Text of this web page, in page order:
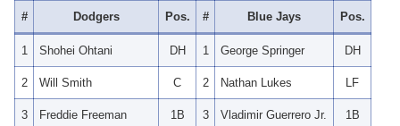
# Dodgers Pos. # Blue Jays Pos.
1 Shohei Ohtani DH 1 George Springer DH
2 Will Smith C 2 Nathan Lukes LF
3 Freddie Freeman 1B 3 Vladimir Guerrero Jr. 1B